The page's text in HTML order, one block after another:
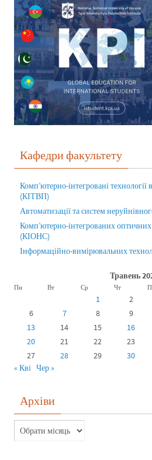
Кафедри факультету
Комп’ютерно-інтегровані
(КІТВП)
Автоматизації та систем
Комп’ютерно-інтегрованих
(КІОНС)
Інформаційно-вимірювальних
Травень
Пн Вт Ср Чт
1 2
6
7 8 9
13
14 15 16
20
21 22 23
27
28 29 30
« Кві Чер »
Архіви